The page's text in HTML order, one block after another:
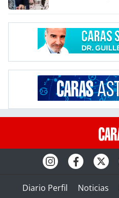
Diario Perfil Noticias